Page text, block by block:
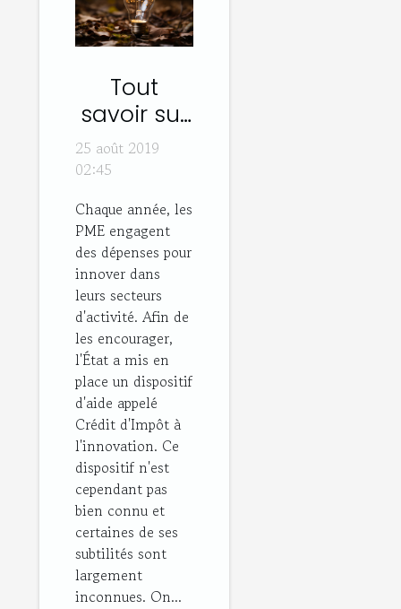
Tout
savoir sur
le Crédit
Impôt
Innovation
25 août 2019
02:45
Chaque année, les
PME engagent
des dépenses pour
innover dans
leurs secteurs
d'activité. Afin de
les encourager,
l'État a mis en
place un dispositif
d'aide appelé
Crédit d'Impôt à
l'innovation. Ce
dispositif n'est
cependant pas
bien connu et
certaines de ses
subtilités sont
largement
inconnues. On...